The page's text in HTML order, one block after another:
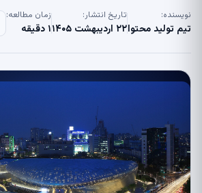
نویسنده:
تیم تولید محتوا
تاریخ انتشار:
۲۲ اردیبهشت ۱۴۰۵
زمان مطالعه:
۱ دقیقه